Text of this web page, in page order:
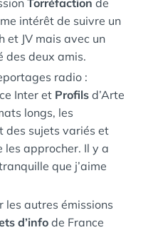
Torréfaction de
intérêt de suivre un
et JV mais avec un
des deux amis.
radio :
Inter et Profils d’Arte
longs, les
des sujets variés et
les approcher. Il y a
que j’aime
les autres émissions
d’infode France